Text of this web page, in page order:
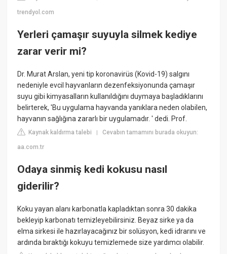
trendyol.com
Yerleri çamaşır suyuyla silmek kediye
zarar verir mi?
Dr. Murat Arslan, yeni tip koronavirüs (Kovid-19) salgını
nedeniyle evcil hayvanların dezenfeksiyonunda çamaşır
suyu gibi kimyasalların kullanıldığını duymaya başladıklarını
belirterek, 'Bu uygulama hayvanda yanıklara neden olabilen,
hayvanın sağlığına zararlı bir uygulamadır. ' dedi. Prof.
Kaynak kaldırma talebi |Cevabın tamamını burada okuyun:
aa.com.tr
Odaya sinmiş kedi kokusu nasıl
giderilir?
Koku yayan alanı karbonatla kapladıktan sonra 30 dakika
bekleyip karbonatı temizleyebilirsiniz. Beyaz sirke ya da
elma sirkesi ile hazırlayacağınız bir solüsyon, kedi idrarını ve
ardında bıraktığı kokuyu temizlemede size yardımcı olabilir.